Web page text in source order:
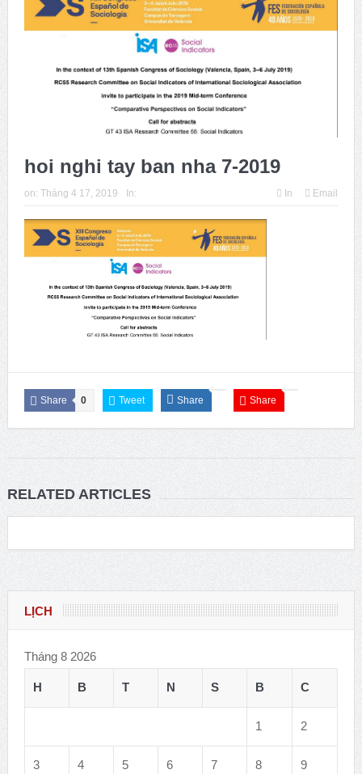
Issue 244, October 2025. News from ISA
Thời sự Hà Nội 15h ngày 8/7/2025: Thủ tướng đề xuất giải
pháp về môi trường, y tế tại BRICS
hoi nghi tay ban nha 7-2019
on: Tháng 4 17, 2019 In: In Email
Share 0 Tweet Share Share
RELATED ARTICLES
LỊCH
Tháng 8 2026
H B T N S B C
1 2
3 4 5 6 7 8 9